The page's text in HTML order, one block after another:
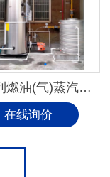
LHS系列燃油(气)蒸汽锅炉
在线询价